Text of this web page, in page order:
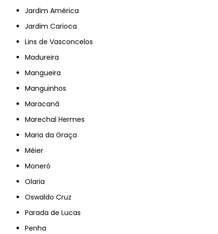
Jardim América
Jardim Carioca
Lins de Vasconcelos
Madureira
Mangueira
Manguinhos
Maracanã
Marechal Hermes
Maria da Graça
Méier
Moneró
Olaria
Oswaldo Cruz
Parada de Lucas
Penha